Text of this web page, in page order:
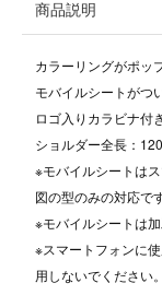
商品説明
カラーリングがポッ
モバイルシートがつ
ロゴ入りカラビナ付き
ショルダー全長：
※モバイルシートは
図の型のみの対応です
※モバイルシートは
※スマートフォンに
用しないでください